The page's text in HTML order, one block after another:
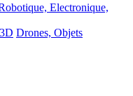
Electronique,
Drones, Objets